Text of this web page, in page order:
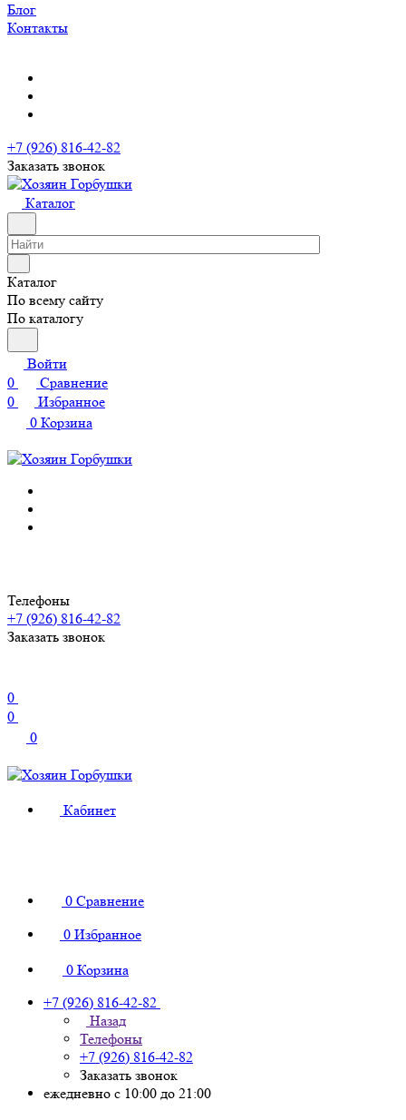
Блог
Контакты
+7 (926) 816-42-82
Заказать звонок
Каталог
Каталог
По всему сайту
По каталогу
Войти
0
Сравнение
0
Избранное
0 Корзина
Телефоны
+7 (926) 816-42-82
Заказать звонок
0
0
0
Кабинет
0 Сравнение
0 Избранное
0 Корзина
+7 (926) 816-42-82
Назад
Телефоны
+7 (926) 816-42-82
Заказать звонок
ежедневно с 10:00 до 21:00